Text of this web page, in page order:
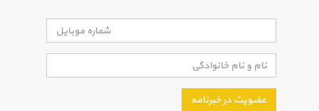
عضویت در خبرنامه